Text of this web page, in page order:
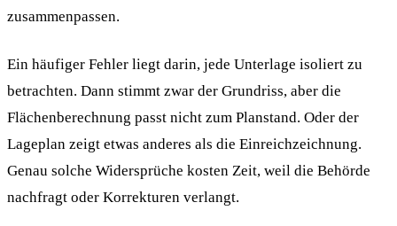
zusammenpassen.
Ein häufiger Fehler liegt darin, jede Unterlage isoliert zu
betrachten. Dann stimmt zwar der Grundriss, aber die
Flächenberechnung passt nicht zum Planstand. Oder der
Lageplan zeigt etwas anderes als die Einreichzeichnung.
Genau solche Widersprüche kosten Zeit, weil die Behörde
nachfragt oder Korrekturen verlangt.